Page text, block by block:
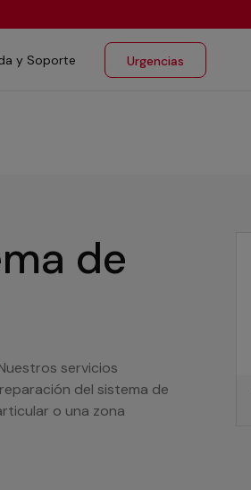
y Soporte Urgencias
de
servicios
del sistema de
o una zona